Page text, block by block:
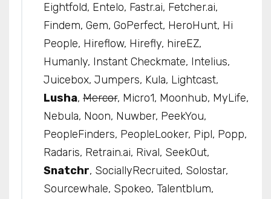
Eightfold, Entelo, Fastr.ai, Fetcher.ai,
Findem, Gem, GoPerfect, HeroHunt, Hi
People, Hireflow, Hirefly, hireEZ,
Humanly, Instant Checkmate, Intelius,
Juicebox, Jumpers, Kula, Lightcast,
Lusha, Mercor, Micro1, Moonhub, MyLife,
Nebula, Noon, Nuwber, PeekYou,
PeopleFinders, PeopleLooker, Pipl, Popp,
Radaris, Retrain.ai, Rival, SeekOut,
Snatchr, SociallyRecruited, Solostar,
Sourcewhale, Spokeo, Talentblum,